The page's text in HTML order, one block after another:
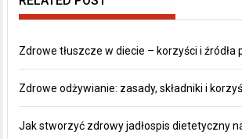
Zdrowe tłuszcze w diecie – korzyści i źródła
Zdrowe odżywianie: zasady, składniki i
Jak stworzyć zdrowy jadłospis dietetyczny